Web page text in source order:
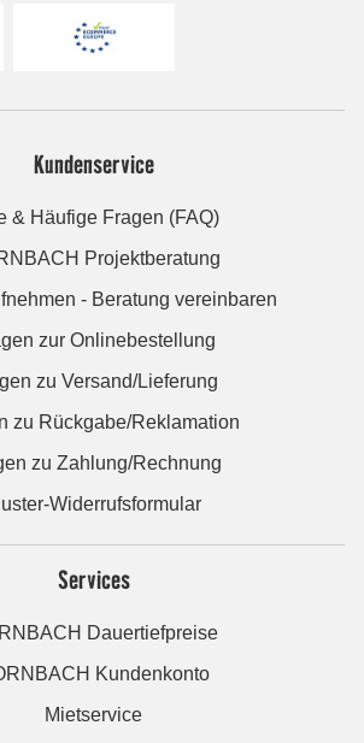
Kundenservice
& Häufige Fragen (FAQ)
Projektberatung
- Beratung vereinbaren
zur Onlinebestellung
zu Versand/Lieferung
zu Rückgabe/Reklamation
zu Zahlung/Rechnung
Widerrufsformular
Services
Dauertiefpreise
Kundenkonto
Mietservice